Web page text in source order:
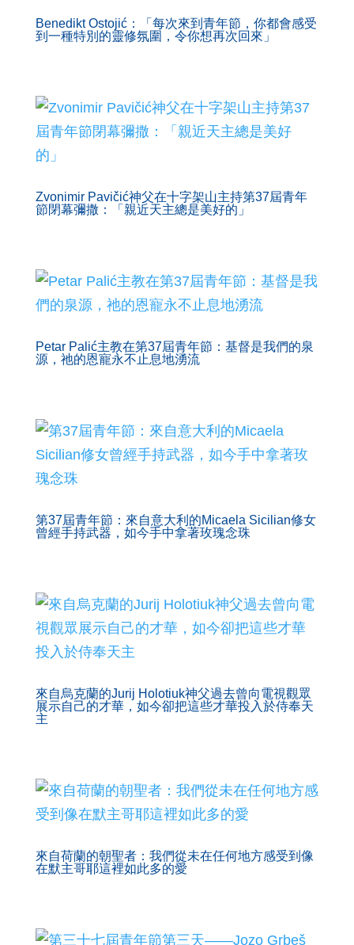
Benedikt Ostojić：「每次來到青年節，你都會感受
到一種特別的靈修氛圍，令你想再次回來」
Zvonimir Pavičić神父在十字架山主持第37屆青年
節閉幕彌撒：「親近天主總是美好的」
Petar Palić主教在第37屆青年節：基督是我們的泉
源，祂的恩寵永不止息地湧流
第37屆青年節：來自意大利的Micaela Sicilian修女
曾經手持武器，如今手中拿著玫瑰念珠
來自烏克蘭的Jurij Holotiuk神父過去曾向電視觀眾
展示自己的才華，如今卻把這些才華投入於侍奉天
主
來自荷蘭的朝聖者：我們從未在任何地方感受到像
在默主哥耶這裡如此多的愛